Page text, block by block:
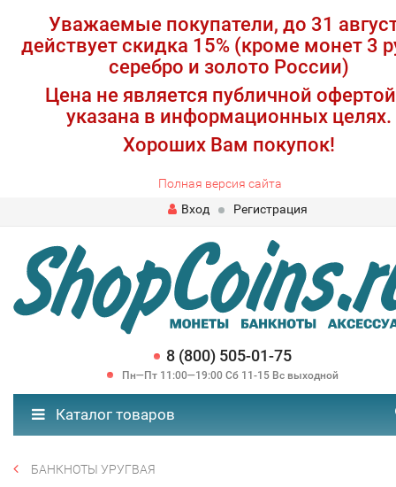
Уважаемые покупатели, до 31
действует скидка 15% (кроме монет 3
серебро и золото России)
Цена не является публичной
указана в информационных целях.
Хороших Вам покупок!
Полная версия сайта
Вход
Регистрация
8 (800) 505-01-75
Пн—Пт 11:00—19:00 Сб 11-15 Вс выходной
Каталог товаров
БАНКНОТЫ УРУГВАЯ